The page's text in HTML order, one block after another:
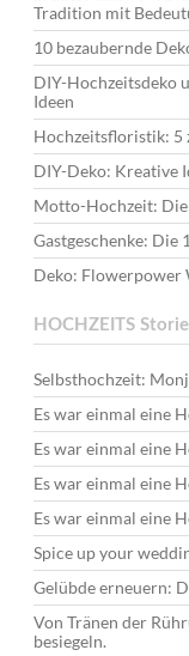
Tradition mit
10 bezaubernde
DIY-Hochzeitsdeko
Ideen
Hochzeitsfloristik: 5
DIY-Deko: Kreative
Motto-Hochzeit: Die
Gastgeschenke: Die
Deko: Flowerpower
HOCHZEITS
Selbsthochzeit:
Es war einmal eine
Es war einmal eine
Es war einmal eine
Es war einmal eine
Spice up your
Gelübde erneuern:
Von Tränen der
besiegeln.